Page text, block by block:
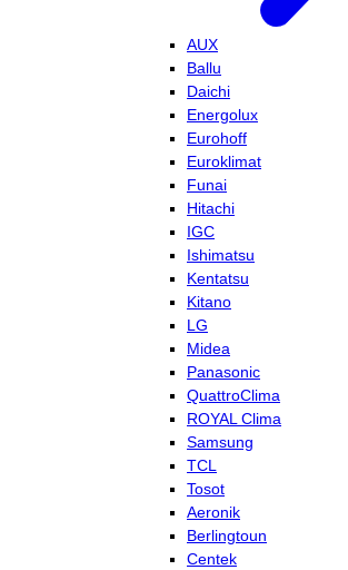
AUX
Ballu
Daichi
Energolux
Eurohoff
Euroklimat
Funai
Hitachi
IGC
Ishimatsu
Kentatsu
Kitano
LG
Midea
Panasonic
QuattroClima
ROYAL Clima
Samsung
TCL
Tosot
Aeronik
Berlingtoun
Centek